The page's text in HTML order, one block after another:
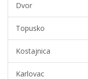
Dvor
Topusko
Kostajnica
Karlovac